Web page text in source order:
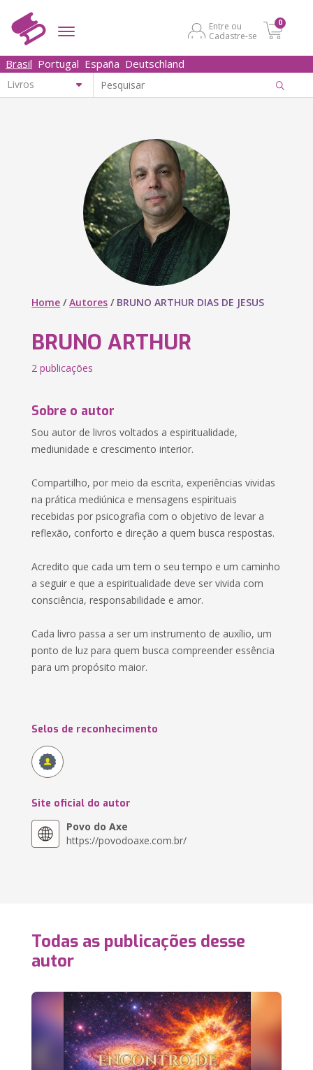
Entre ou
Cadastre-se
0
Brasil Portugal España Deutschland
Home /Autores / BRUNO ARTHUR DIAS DE JESUS
BRUNO ARTHUR
2 publicações
Sobre o autor
Sou autor de livros voltados a espiritualidade,
mediunidade e crescimento interior.
Compartilho, por meio da escrita, experiências vividas
na prática mediúnica e mensagens espirituais
recebidas por psicografia com o objetivo de levar a
reflexão, conforto e direção a quem busca respostas.
Acredito que cada um tem o seu tempo e um caminho
a seguir e que a espiritualidade deve ser vivida com
consciência, responsabilidade e amor.
Cada livro passa a ser um instrumento de auxílio, um
ponto de luz para quem busca compreender essência
para um propósito maior.
Selos de reconhecimento
Site oficial do autor
Povo do Axe
https://povodoaxe.com.br/
Todas as publicações desse
autor